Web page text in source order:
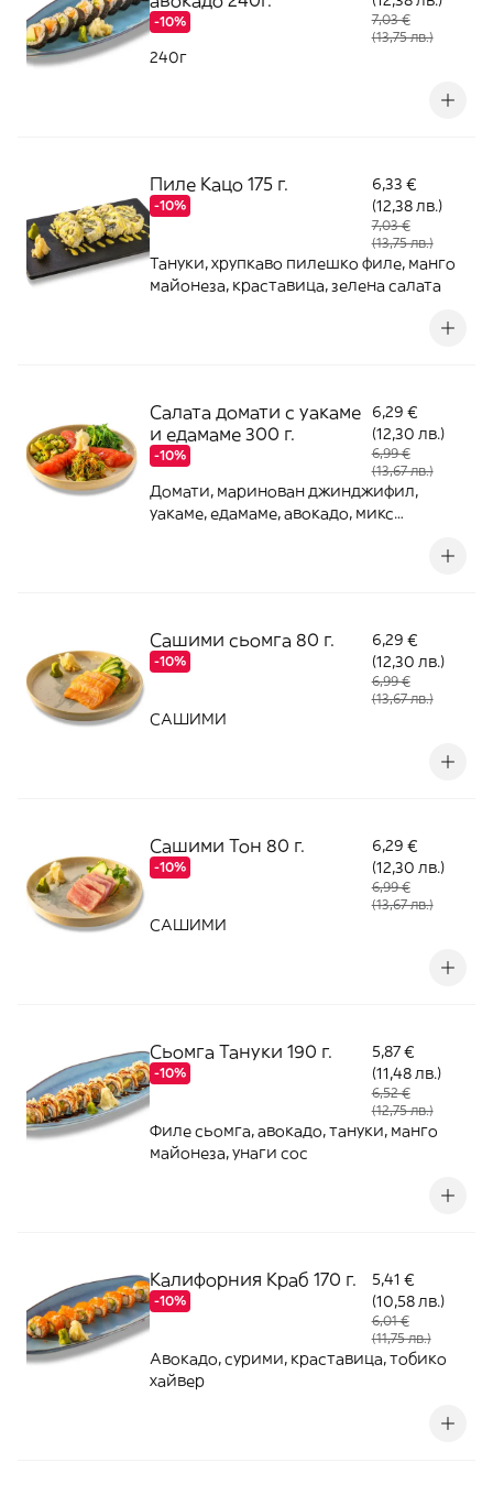
-10%
7,03 €
(13,75 лв.)
240г
Пиле Кацо 175 г.
-10%
6,33 €
(12,38 лв.)
7,03 €
(13,75 лв.)
Тануки, хрупкаво пилешко филе, манго
майонеза, краставица, зелена салата
Салата домати с уакаме
и едамаме 300 г.
-10%
6,29 €
(12,30 лв.)
6,99 €
(13,67 лв.)
Домати, маринован джинджифил,
уакаме, едамаме, авокадо, микс
Сашими сьомга 80 г.
-10%
6,29 €
(12,30 лв.)
6,99 €
(13,67 лв.)
САШИМИ
Сашими Тон 80 г.
-10%
6,29 €
(12,30 лв.)
6,99 €
(13,67 лв.)
САШИМИ
Сьомга Тануки 190 г.
-10%
5,87 €
(11,48 лв.)
6,52 €
(12,75 лв.)
Филе сьомга, авокадо, тануки, манго
майонеза, унаги сос
Калифорния Краб 170 г.
-10%
5,41 €
(10,58 лв.)
6,01 €
(11,75 лв.)
Авокадо, сурими, краставица, тобико
хайвер